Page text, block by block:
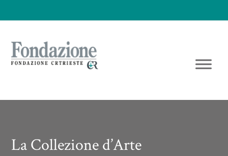
La Collezione d’Arte